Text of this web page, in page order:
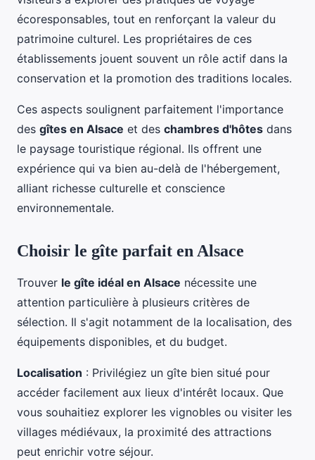
écoresponsables, tout en renforçant la valeur du
patrimoine culturel. Les propriétaires de ces
établissements jouent souvent un rôle actif dans la
conservation et la promotion des traditions locales.
Ces aspects soulignent parfaitement l'importance
des gîtes en Alsace et des chambres d'hôtes dans
le paysage touristique régional. Ils offrent une
expérience qui va bien au-delà de l'hébergement,
alliant richesse culturelle et conscience
environnementale.
Choisir le gîte parfait en Alsace
Trouver le gîte idéal en Alsace nécessite une
attention particulière à plusieurs critères de
sélection. Il s'agit notamment de la localisation, des
équipements disponibles, et du budget.
Localisation : Privilégiez un gîte bien situé pour
accéder facilement aux lieux d'intérêt locaux. Que
vous souhaitiez explorer les vignobles ou visiter les
villages médiévaux, la proximité des attractions
peut enrichir votre séjour.